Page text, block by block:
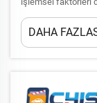
girişini, ticari giriş
olmanız fark
DAHA